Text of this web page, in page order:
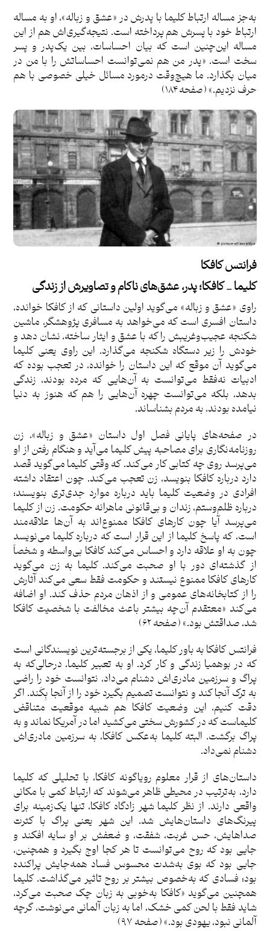
به‌جز مساله ارتباط کلیما با پدرش در «عشق و زباله»، او به مساله
ارتباط خود با پسرش هم پرداخته است. نتیجه‌گیری‌اش هم از این
مساله این‌چنین است که بیان احساسات، بین یک‌پدر و پسر
سخت است. «پدر من هم نمی‌توانست احساساتش را با من در
میان بگذارد. ما هیچ‌وقت درمورد مسائل خیلی خصوصی با هم
حرف نزدیم.» (صفحه ۱۸۴)
فرانتس کافکا
کلیما _ کافکا؛ پدر، عشق‌های ناکام و تصاویرش از زندگی
راوی «عشق و زباله» می‌گوید اولین داستانی که از کافکا خوانده،
داستان افسری است که می‌خواهد به مسافری پژوهشگر، ماشین
شکنجه عجیب‌وغریبش را که با عشق و ایثار ساخته، نشان دهد و
خودش را زیر دستگاه شکنجه می‌گذارد. این راوی یعنی کلیما
می‌گوید آن موقع که این داستان را خوانده، در تعجب بوده که
ادبیات نه‌فقط می‌توانست به آن‌هایی که مرده بودند، زندگی
بدهد، بلکه می‌توانست چهره آن‌هایی را هم که هنوز به دنیا
نیامده بودند، به مردم بشناساند.
در صفحه‌های پایانی فصل اول داستان «عشق و زباله»، زن
روزنامه‌نگاری برای مصاحبه پیش کلیما می‌آید و هنگام رفتن از او
می‌پرسد روی چه کتابی کار می‌کند. که وقتی کلیما می‌گوید قصد
دارد درباره کافکا بنویسد، زن تعجب می‌کند. چون اعتقاد داشته
افرادی در وضعیت کلیما باید درباره موارد جدی‌تری بنویسند؛
درباره ظلم‌وستم، زندان و بی‌قانونی ماهرانه حکومت. زن از کلیما
می‌پرسد آیا چون کارهای کافکا ممنوع‌اند به آن‌ها علاقه‌مند
است، که پاسخ کلیما از این قرار است که درباره کلیما می‌نویسد
چون به او علاقه دارد و احساس می‌کند کافکا بی‌واسطه و شخصاً
از گذشته‌ای دور با او صحبت می‌کند. کلیما به زن می‌گوید
کارهای کافکا ممنوع نیستند و حکومت فقط سعی می‌کند آثارش
را از کتابخانه‌های عمومی و از اذهان مردم حذف کند. او اضافه
می‌کند «معتقدم آن‌چه بیشتر باعث مخالفت با شخصیت کافکا
شد، صداقتش بود.» (صفحه ۶۲)
فرانتس کافکا به باور کلیما، یکی از برجسته‌ترین نویسندگانی است
که در بوهمیا زندگی و کار کرد. او به تعبیر کلیما، درحالی‌که به
پراگ و سرزمین مادری‌اش دشنام می‌داد، نتوانست خود را راضی
به ترک آنجا کند و نتوانست تصمیم بگیرد خود را از آنجا بِکَند. اگر
دقت کنیم، این وضعیت کافکا هم شبیه موقعیت متناقض
کلیماست که در کشورش سختی می‌کشید اما در آمریکا نماند و به
پراگ برگشت. البته کلیما به‌عکس کافکا، به سرزمین مادری‌اش
دشنام نمی‌داد.
داستان‌های از قرار معلوم رویاگونه کافکا، با تحلیلی که کلیما
دارد، به‌ترتیب در محیطی ظاهر می‌شوند که ارتباط کمی با مکانی
واقعی دارند. از نظر کلیما شهر زادگاه کافکا، تنها یک‌زمینه برای
پیرنگ‌های داستان‌هایش شد. این شهر یعنی پراگ با کثرت
صداهایش، حس غربت، شفقت، و ضعفش بر او سایه افکند و
جایی بود که روح می‌توانست تا هر کجا اوج بگیرد و همچنین،
جایی بود که بوی به‌شدت محسوس فساد همه‌جایش پراکنده
بود؛ فسادی که به‌خصوص بیشتر بر روح تاثیر می‌گذاشت. کلیما
همچنین می‌گوید «کافکا به‌خوبی به زبان چک صحبت می‌کرد،
شاید فقط با لحن کمی خشک، اما به زبان آلمانی می‌نوشت، گرچه
آلمانی نبود، یهودی بود.» (صفحه ۹۷)